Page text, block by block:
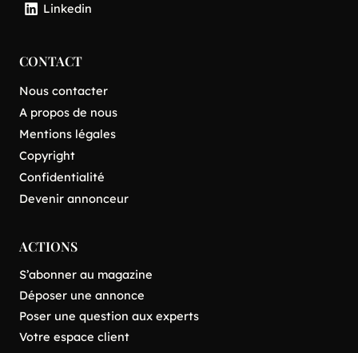
Linkedin
CONTACT
Nous contacter
A propos de nous
Mentions légales
Copyright
Confidentialité
Devenir annonceur
ACTIONS
S’abonner au magazine
Déposer une annonce
Poser une question aux experts
Votre espace client